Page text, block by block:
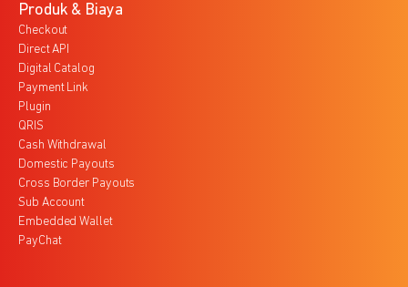
Produk & Biaya
Checkout
Direct API
Digital Catalog
Payment Link
Plugin
QRIS
Cash Withdrawal
Domestic Payouts
Cross Border Payouts
Sub Account
Embedded Wallet
PayChat